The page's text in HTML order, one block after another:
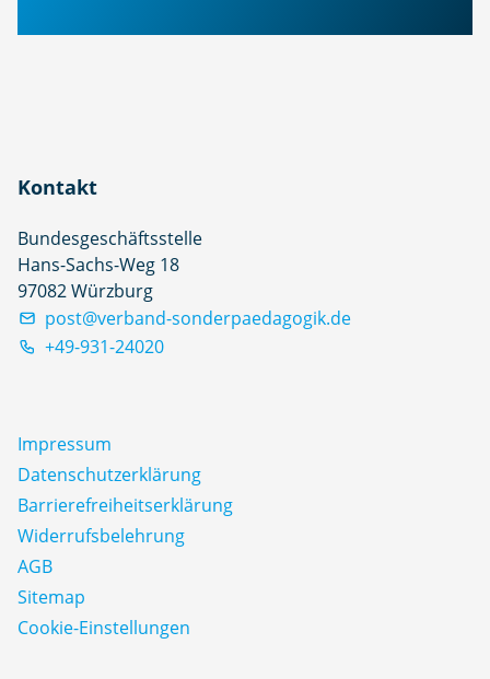
Kontakt
Bundesgeschäftsstelle
Hans-Sachs-Weg 18
97082 Würzburg
post@verband-sonderpaedagogik.de
+49-931-24020
Impressum
Datenschutz­erklärung
Barrierefreiheitserklärung
Widerrufsbelehrung
AGB
Sitemap
Cookie-Einstellungen